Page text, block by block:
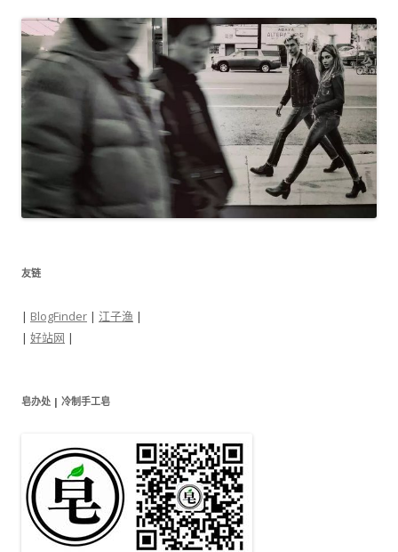
友链
| BlogFinder | 江子渔 |
| 好站网 |
皂办处 | 冷制手工皂